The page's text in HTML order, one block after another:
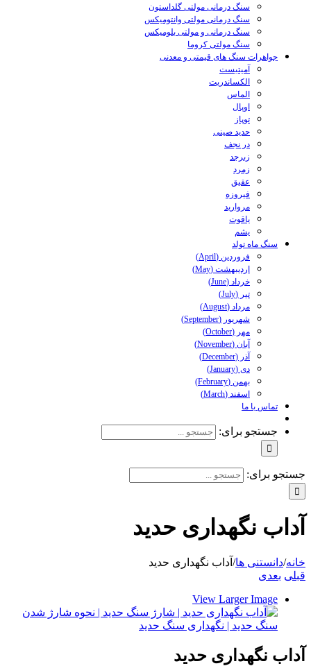
سنگ درمانی مولتی گلداستون
سنگ درمانی مولتی وانتومیکس
سنگ درمانی و مولتی بلومیکس
سنگ مولتی کروما
جواهرات سنگ های قیمتی و معدنی
آمیتیست
الکساندریت
الماس
اوپال
توپاز
حدید صینی
در نجف
زبرجد
زمرد
عقیق
فیروزه
مروارید
یاقوت
یشم
سنگ ماه تولد
فروردین (April)
اردیبهشت (May)
خرداد (June)
تیر (July)
مرداد (August)
شهریور (September)
مهر (October)
آبان (November)
آذر (December)
دی (January)
بهمن (February)
اسفند (March)
تماس با ما
جستجو برای:
جستجو برای:
آداب نگهداری حدید
خانه/دانستنی ها/ آداب نگهداری حدید
قبلی بعدی
View Larger Image
آداب نگهداری حدید